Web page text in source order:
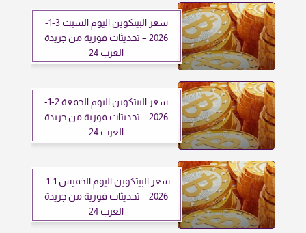
سعر البيتكوين اليوم السبت 3-1-
2026 – تحديثات فورية من جريدة
العرب 24
سعر البيتكوين اليوم الجمعة 2-1-
2026 – تحديثات فورية من جريدة
العرب 24
سعر البيتكوين اليوم الخميس 1-1-
2026 – تحديثات فورية من جريدة
العرب 24